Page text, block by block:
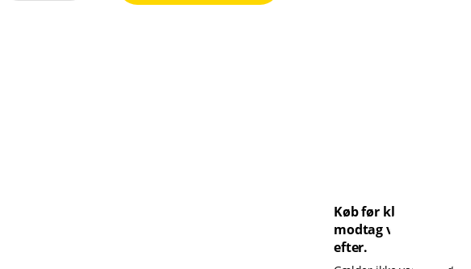
Køb før kl. 14 og
modtag varen dagen
efter.